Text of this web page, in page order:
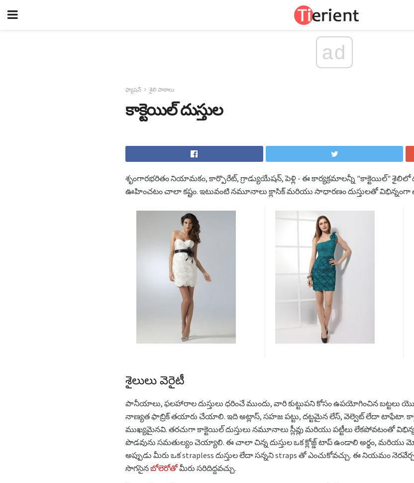
ad
ఫ్యాషన్ శైలి పాఠాలు
కాక్టెయిల్ దుస్తుల
శృంగారభరితం నియామకం, కార్పొరేట్, గ్రాడ్యుయేషన్, పెళ్లి - ఈ కార్యక్రమాలన్నీ "కాక్టెయిల్" శైలిలో
ఊహించటం చాలా కష్టం. ఇటువంటి నమూనాలు క్లాసిక్ మరియు సాధారణం దుస్తులతో
శైలులు వెరైటీ
పానీయాలు, ఫలహారాల దుస్తులు ధరించే ముందు, వారి కుట్టుపని కోసం ఉపయోగించిన బట్టలు
నాణ్యత ఫాబ్రిక్ తయారు చేయాలి. ఇది అట్లాస్, సహజ పట్టు, దట్టమైన లేస్, వెల్వెట్ లేదా టాఫేటా.
ముఖ్యమైనవి. తరచుగా కాక్టెయిల్ దుస్తులు నమూనాలు స్లీవ్లు మరియు పట్టీలు లేకపోవటంతో
పొడవును సమతుల్యం చెయ్యాలి. ఈ చాలా చిన్న దుస్తుల ఒక క్లోజ్డ్ టాప్ ఉండాలి అర్థం,
అప్పుడు మీరు ఒక strapless దుస్తుల లేదా సన్నని straps తో ఎంచుకోవచ్చు. ఈ నియమం
సొగసైనబోలెరోతోమీరు సరిదిద్దవచ్చు.